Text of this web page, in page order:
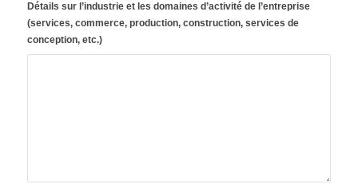
Détails sur l’industrie et les domaines d’activité de l’entreprise
(services, commerce, production, construction, services de
conception, etc.)